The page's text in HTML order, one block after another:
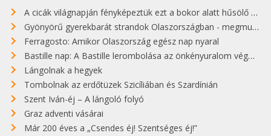
A cicák világnapján fényképeztük ezt a bokor alatt hűsölő cicát Kisorosziban
Gyönyörű gyerekbarát strandok Olaszországban - megmutatjuk a 15 legjobbat
Ferragosto: Amikor Olaszország egész nap nyaral
Bastille nap: A Bastille lerombolása az önkényuralom végét jelentette
Lángolnak a hegyek
Tombolnak az erdőtüzek Szicíliában és Szardínián
Szent Iván-éj – A lángoló folyó
Graz adventi vásárai
Már 200 éves a „Csendes éj! Szentséges éj!”